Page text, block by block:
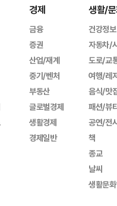
경제
금융
증권
산업/재계
중기/벤처
부동산
글로벌경제
생활경제
경제일반
생활/
건강정보
자동차/
도로/교
여행/레
음식/맛
패션/뷰
공연/전
책
종교
날씨
생활문